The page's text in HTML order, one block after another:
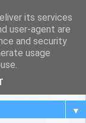
▼
its services
user-agent are
and security
usage